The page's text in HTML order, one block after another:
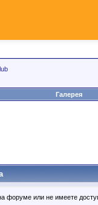
Галерея
форуме или не имеете